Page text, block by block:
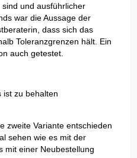
und ausführlicher
war die Aussage der
dass sich das
Toleranzgrenzen hält. Ein
auch getestet.
ist zu behalten
zweite Variante entschieden
sehen wie es mit der
mit einer Neubestellung